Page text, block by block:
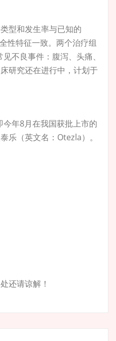
型和发生率与已知的
性特征一致。两个治疗组
不良事件：腹泻、头痛、
研究还在进行中，计划于
年8月在我国获批上市的
乐（英文名：Otezla）。
还请谅解！